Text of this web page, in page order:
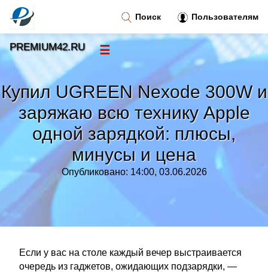
Купил UGREEN Nexode 300W и
заряжаю всю технику Apple
одной зарядкой: плюсы,
минусы и цена
Опубликовано: 14:00, 03.06.2026
Если у вас на столе каждый вечер выстраивается
очередь из гаджетов, ожидающих подзарядки, —
Поиск Пользователям
PREMIUM42.RU ☰
Тренды новостей »
Рубрики»
Правила »